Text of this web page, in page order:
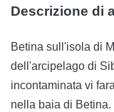
Descrizione di
Betina sull'isola di
dell'arcipelago di
incontaminata vi
nella baia di